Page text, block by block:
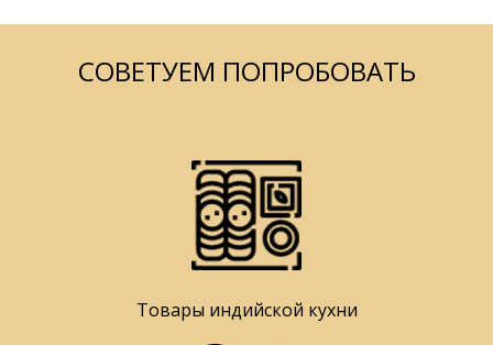
СОВЕТУЕМ ПОПРОБОВАТЬ
Товары индийской кухни